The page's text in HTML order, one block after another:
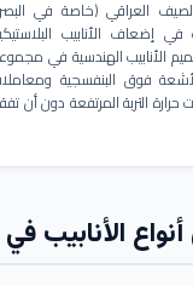
العراقي (خاصة في
في إضعاف الأنابيب
الأنابيب الهندسية في
فوق البنفسجية
التربة المرتفعة دون أن
الأنابيب في